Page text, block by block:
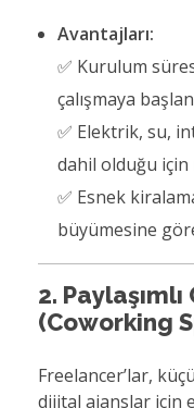
Avantajları:
✅ Kurulum
çalışmaya
✅ Elektrik, su,
dahil olduğu için
✅ Esnek
büyümesine
2.
(Coworking
Freelancer’lar,
dijital ajanslar için